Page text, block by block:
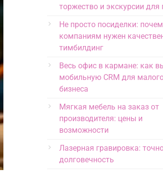
торжество и экскурсии для
Не просто посиделки:
компаниям нужен
тимбилдинг
Весь офис в кармане: как
мобильную CRM для
бизнеса
Мягкая мебель на заказ от
производителя: цены и
возможности
Лазерная гравировка:
долговечность